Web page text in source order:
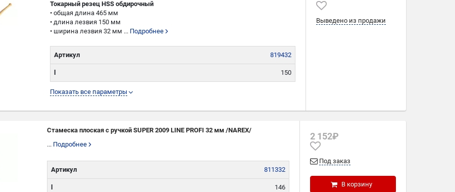
Токарный резец HSS обдирочный
• общая длина 465 мм
• длина лезвия 150 мм
• ширина лезвия 32 мм ... Подробнее
Показать все параметры
Артикул 819432
150
L
Выведено из продажи
Стамеска плоская с ручкой SUPER 2009 LINE PROFI 32 мм /NAREX/
... Подробнее
Артикул 811332
146
2 152₽
Под заказ
В корзину